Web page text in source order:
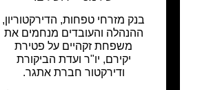
בנק מזרחי טפחות, הדירקטוריון,
ההנהלה והעובדים מנחמים את
משפחת זקהיים על פטירת
יקירם, יו"ר ועדת הביקורת
ודירקטור חברת אתגר.